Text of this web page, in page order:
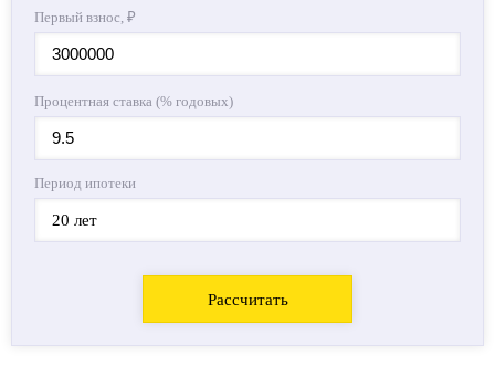
Первый взнос, ₽
Процентная ставка (% годовых)
Период ипотеки
20 лет
Рассчитать